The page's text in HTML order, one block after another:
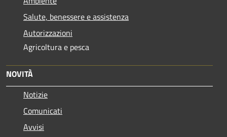
Salute, benessere e assistenza
Autorizzazioni
Agricoltura e pesca
NOVITÀ
Notizie
Comunicati
Avvisi